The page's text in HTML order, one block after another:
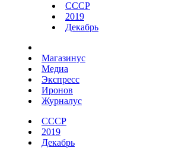
СССР
2019
Декабрь
Магазинус
Медиа
Экспресс
Иронов
Журналус
СССР
2019
Декабрь